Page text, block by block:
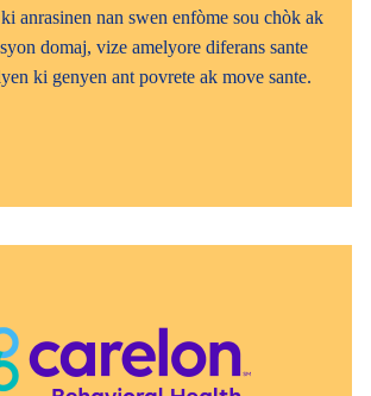
anrasinen nan swen enfòme sou chòk ak
domaj, vize amelyore diferans sante
ki genyen ant povrete ak move sante.